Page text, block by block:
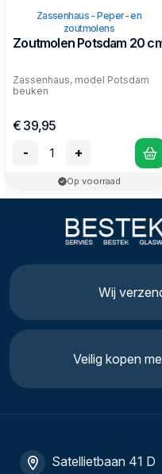
Zassenhaus - Peper- en
zoutmolens
Zoutmolen Potsdam 20
Zassenhaus, model Potsdam
beuken
€ 39,95
-
+
Op voorraad
Wij
Veilig kopen
Satellietbaan 41 D